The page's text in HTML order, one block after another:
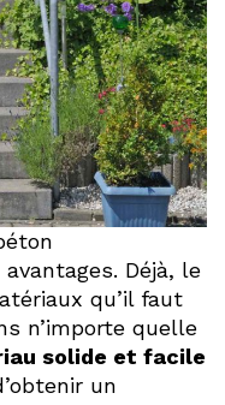
Déjà, le
qu’il faut
n’importe quelle
solide et facile
un